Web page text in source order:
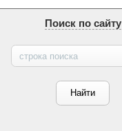
Поиск по сайту